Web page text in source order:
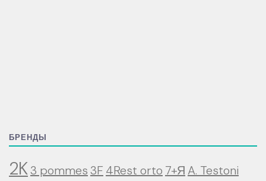
БРЕНДЫ
2K3 pommes3F 4Rest orto 7+Я A. Testoni